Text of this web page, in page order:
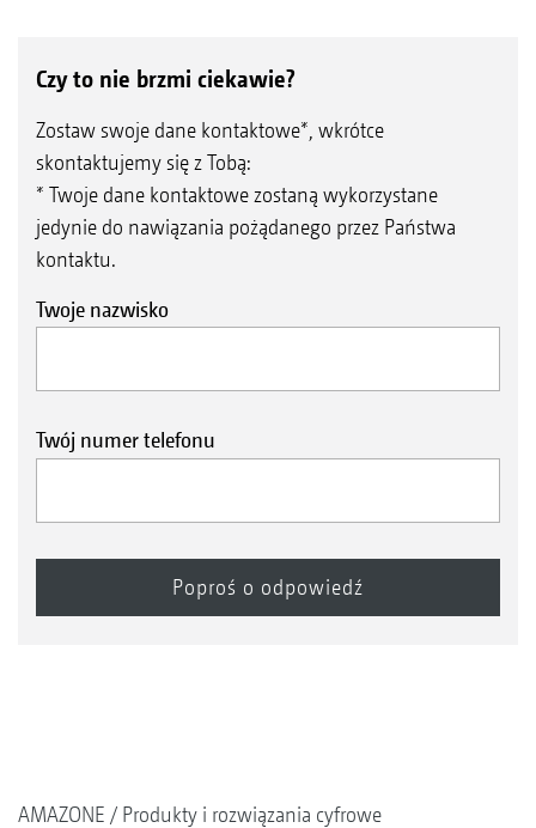
Czy to nie brzmi ciekawie?
Zostaw swoje dane kontaktowe*, wkrótce
skontaktujemy się z Tobą:
* Twoje dane kontaktowe zostaną wykorzystane
jedynie do nawiązania pożądanego przez Państwa
kontaktu.
Twoje nazwisko
Twój numer telefonu
AMAZONE
Produkty i rozwiązania cyfrowe